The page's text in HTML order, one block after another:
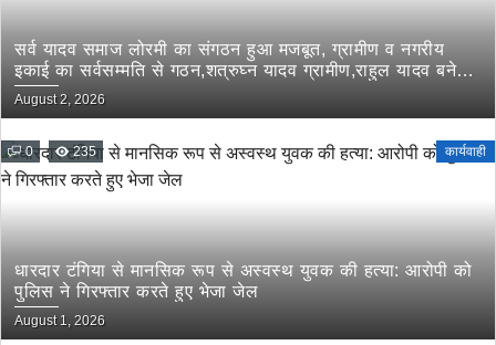
सर्व यादव समाज लोरमी का संगठन हुआ मजबूत, ग्रामीण व नगरीय
इकाई का सर्वसम्मति से गठन,शत्रुघ्न यादव ग्रामीण,राहुल यादव बने
लोरमी शहरी अध्यक्ष
August 2, 2026
0 235 कार्यवाही
धारदार टंगिया से मानसिक रूप से अस्वस्थ युवक की हत्या: आरोपी को
पुलिस ने गिरफ्तार करते हुए भेजा जेल
August 1, 2026